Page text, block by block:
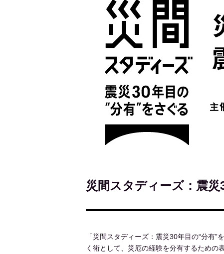
災間スタディーズ：震
「災間スタディーズ：震災30年目の“分有
く術として、災厄の経験を分有するための